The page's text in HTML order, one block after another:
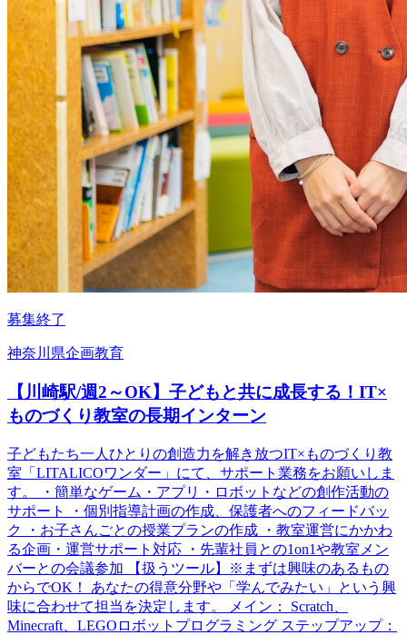
募集終了
神奈川県企画教育
【川崎駅/週2～OK】子どもと共に成長する！IT×
ものづくり教室の長期インターン
子どもたち一人ひとりの創造力を解き放つIT×ものづくり教
室「LITALICOワンダー」にて、サポート業務をお願いしま
す。 ・簡単なゲーム・アプリ・ロボットなどの創作活動の
サポート ・個別指導計画の作成、保護者へのフィードバッ
ク ・お子さんごとの授業プランの作成 ・教室運営にかかわ
る企画・運営サポート対応 ・先輩社員との1on1や教室メン
バーとの会議参加 【扱うツール】※まずは興味のあるもの
からでOK！ あなたの得意分野や「学んでみたい」という興
味に合わせて担当を決定します。 メイン： Scratch、
Minecraft、LEGOロボットプログラミング ステップアップ：